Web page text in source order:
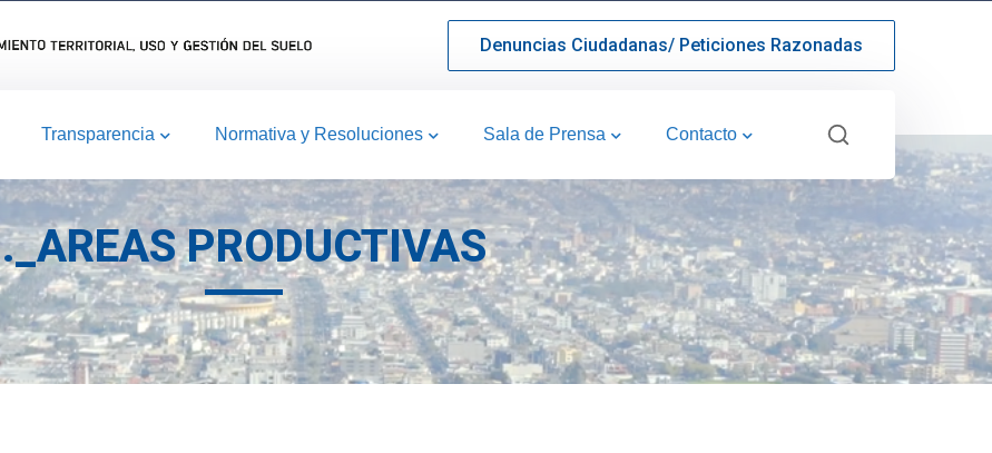
Denuncias Ciudadanas/ Peticiones Razonadas
Transparencia Normativa y Resoluciones Sala de Prensa Contacto
._AREAS PRODUCTIVAS